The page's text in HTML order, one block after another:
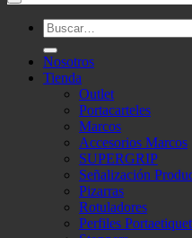
Buscar
por:
Nosotros
Tienda
Outlet
Portacarteles
Marcos
Accesorios Marcos
SUPERGRIP
Señalización
Pizarras
Rotuladores
Perfiles